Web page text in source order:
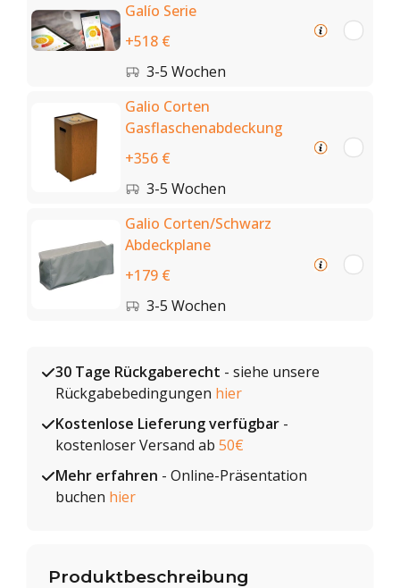
Galío Serie
+518 €
3-5 Wochen
Galio Corten
Gasflaschenabdeckung
+356 €
3-5 Wochen
Galio Corten/Schwarz
Abdeckplane
+179 €
3-5 Wochen
30 Tage Rückgaberecht - siehe unsere
Rückgabebedingungen hier
Kostenlose Lieferung verfügbar -
kostenloser Versand ab 50€
Mehr erfahren - Online-Präsentation
buchen hier
Produktbeschreibung